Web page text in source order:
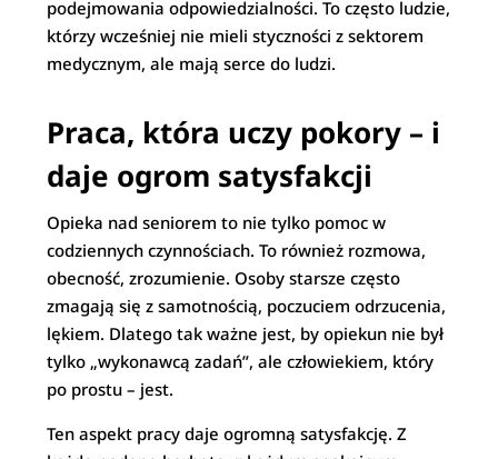
podejmowania odpowiedzialności. To często ludzie,
którzy wcześniej nie mieli styczności z sektorem
medycznym, ale mają serce do ludzi.
Praca, która uczy pokory – i
daje ogrom satysfakcji
Opieka nad seniorem to nie tylko pomoc w
codziennych czynnościach. To również rozmowa,
obecność, zrozumienie. Osoby starsze często
zmagają się z samotnością, poczuciem odrzucenia,
lękiem. Dlatego tak ważne jest, by opiekun nie był
tylko „wykonawcą zadań”, ale człowiekiem, który
po prostu – jest.
Ten aspekt pracy daje ogromną satysfakcję. Z